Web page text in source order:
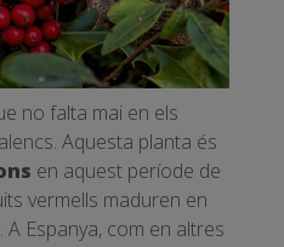
no falta mai en els
Aquesta planta és
en aquest període de
vermells maduren en
Espanya, com en altres